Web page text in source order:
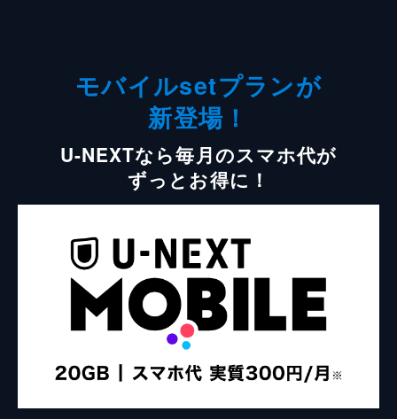
モバイルsetプランが
新登場！
U-NEXTなら毎月のスマホ代が
ずっとお得に！